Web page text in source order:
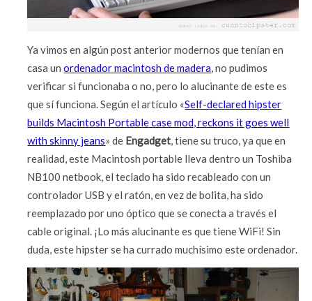
Ya vimos en algún post anterior modernos que tenían en
casa unordenador macintosh de madera, no pudimos
verificar si funcionaba o no, pero lo alucinante de este es
que sí funciona. Según el artículo «Self-declared hipster
builds Macintosh Portable case mod, reckons it goes well
with skinny jeans» de Engadget, tiene su truco, ya que en
realidad, este Macintosh portable lleva dentro un Toshiba
NB100 netbook, el teclado ha sido recableado con un
controlador USB y el ratón, en vez de bolita, ha sido
reemplazado por uno óptico que se conecta a través el
cable original. ¡Lo más alucinante es que tiene WiFi! Sin
duda, este hipster se ha currado muchísimo este ordenador.